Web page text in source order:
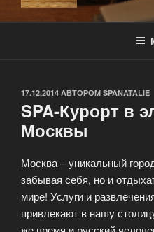
ОПУБЛИКОВАНО
17.12.2014 АВТОРОМ SPANATALIE
SPA-Курорт в
Москвы
Москва – уникальный
забывая себя, но и
мире! Услуги и
привлекают в нашу